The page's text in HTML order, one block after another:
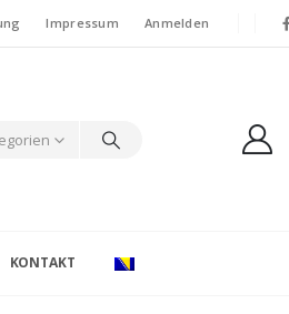
Impressum Anmelden
KONTAKT